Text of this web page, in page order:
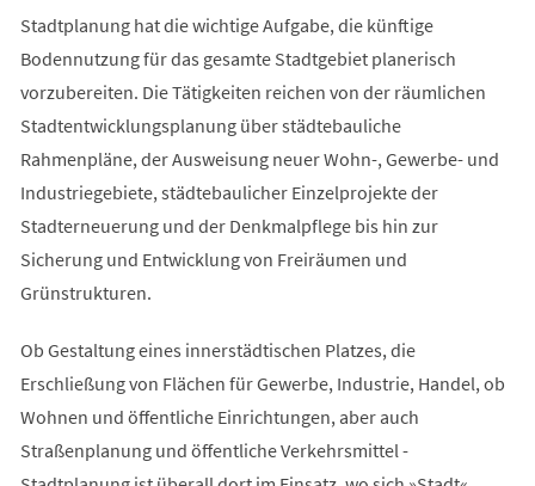
Stadtplanung hat die wichtige Aufgabe, die künftige
Bodennutzung für das gesamte Stadtgebiet planerisch
vorzubereiten. Die Tätigkeiten reichen von der räumlichen
Stadtentwicklungsplanung über städtebauliche
Rahmenpläne, der Ausweisung neuer Wohn-, Gewerbe- und
Industriegebiete, städtebaulicher Einzelprojekte der
Stadterneuerung und der Denkmalpflege bis hin zur
Sicherung und Entwicklung von Freiräumen und
Grünstrukturen.
Ob Gestaltung eines innerstädtischen Platzes, die
Erschließung von Flächen für Gewerbe, Industrie, Handel, ob
Wohnen und öffentliche Einrichtungen, aber auch
Straßenplanung und öffentliche Verkehrsmittel -